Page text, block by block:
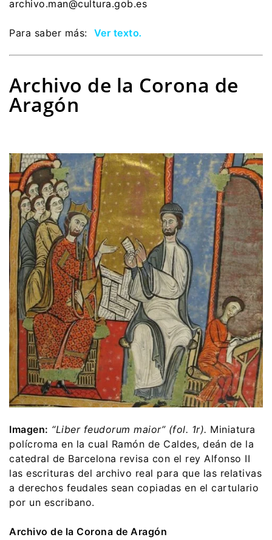
archivo.man@cultura.gob.es
Para saber más: Ver texto.
Archivo de la Corona de
Aragón
Imagen: “Liber feudorum maior” (fol. 1r). Miniatura
polícroma en la cual Ramón de Caldes, deán de la
catedral de Barcelona revisa con el rey Alfonso II
las escrituras del archivo real para que las relativas
a derechos feudales sean copiadas en el cartulario
por un escribano.
Archivo de la Corona de Aragón